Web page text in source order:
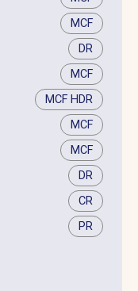
MCF
DR
MCF
MCF HDR
MCF
MCF
DR
CR
PR